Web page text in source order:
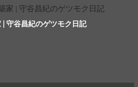
守谷昌紀のゲツモク日記